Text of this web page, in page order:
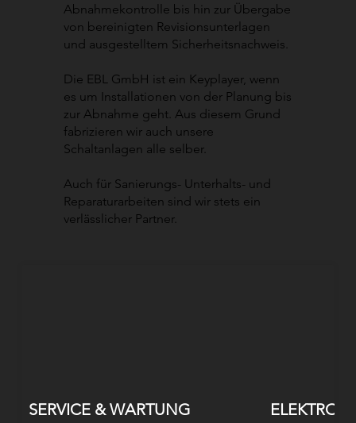
Abnahmekontrolle bis hin zur Übergabe
von bereinigten Revisionsunterlagen
und ausgestelltem Sicherheitsnachweis.
Die EBL GmbH ist ein Keyplayer, wenn
es um Installationen von der Planung bis
zur Abnahme geht. Aus diesem Grund
fabrizieren wir auch unsere
Schaltanlagen alle selber.
Auch für Sanierungs- Unterhalts- und
Reparaturarbeiten sind wir stets ein
verlässlicher Partner.
SERVICE & WARTUNG